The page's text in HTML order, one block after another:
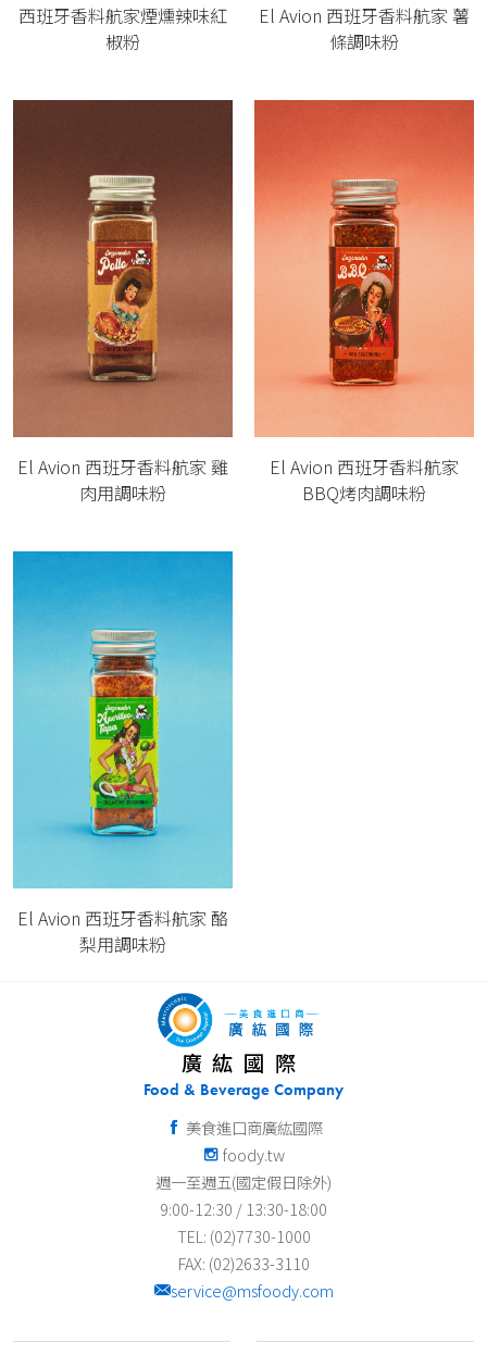
西班牙香料航家煙燻辣味紅
椒粉
El Avion 西班牙香料航家 薯
條調味粉
El Avion 西班牙香料航家 雞
肉用調味粉
El Avion 西班牙香料航家
BBQ烤肉調味粉
El Avion 西班牙香料航家 酪
梨用調味粉
廣紘國際
Food & Beverage Company
美食進口商廣紘國際
foody.tw
週一至週五(國定假日除外)
9:00-12:30 / 13:30-18:00
TEL: (02)7730-1000
FAX: (02)2633-3110
service@msfoody.com